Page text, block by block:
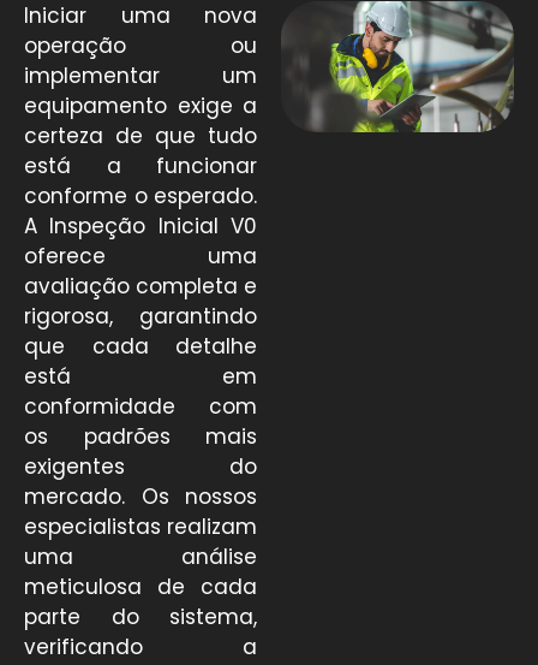
Iniciar uma nova
operação ou
implementar um
equipamento exige a
certeza de que tudo
está a funcionar
conforme o esperado.
A Inspeção Inicial V0
oferece uma
avaliação completa e
rigorosa, garantindo
que cada detalhe
está em
conformidade com
os padrões mais
exigentes do
mercado. Os nossos
especialistas realizam
uma análise
meticulosa de cada
parte do sistema,
verificando a